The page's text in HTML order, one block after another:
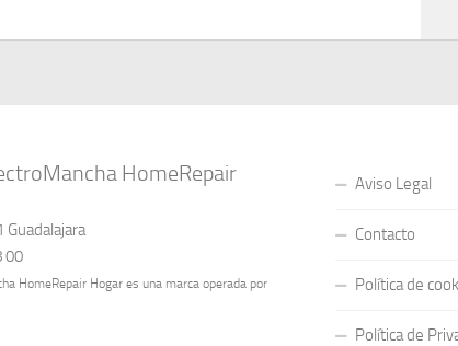
HomeRepair
Guadalajara
00
HomeRepair Hogar es una marca operada por
Aviso Legal
Contacto
Política de
Política de